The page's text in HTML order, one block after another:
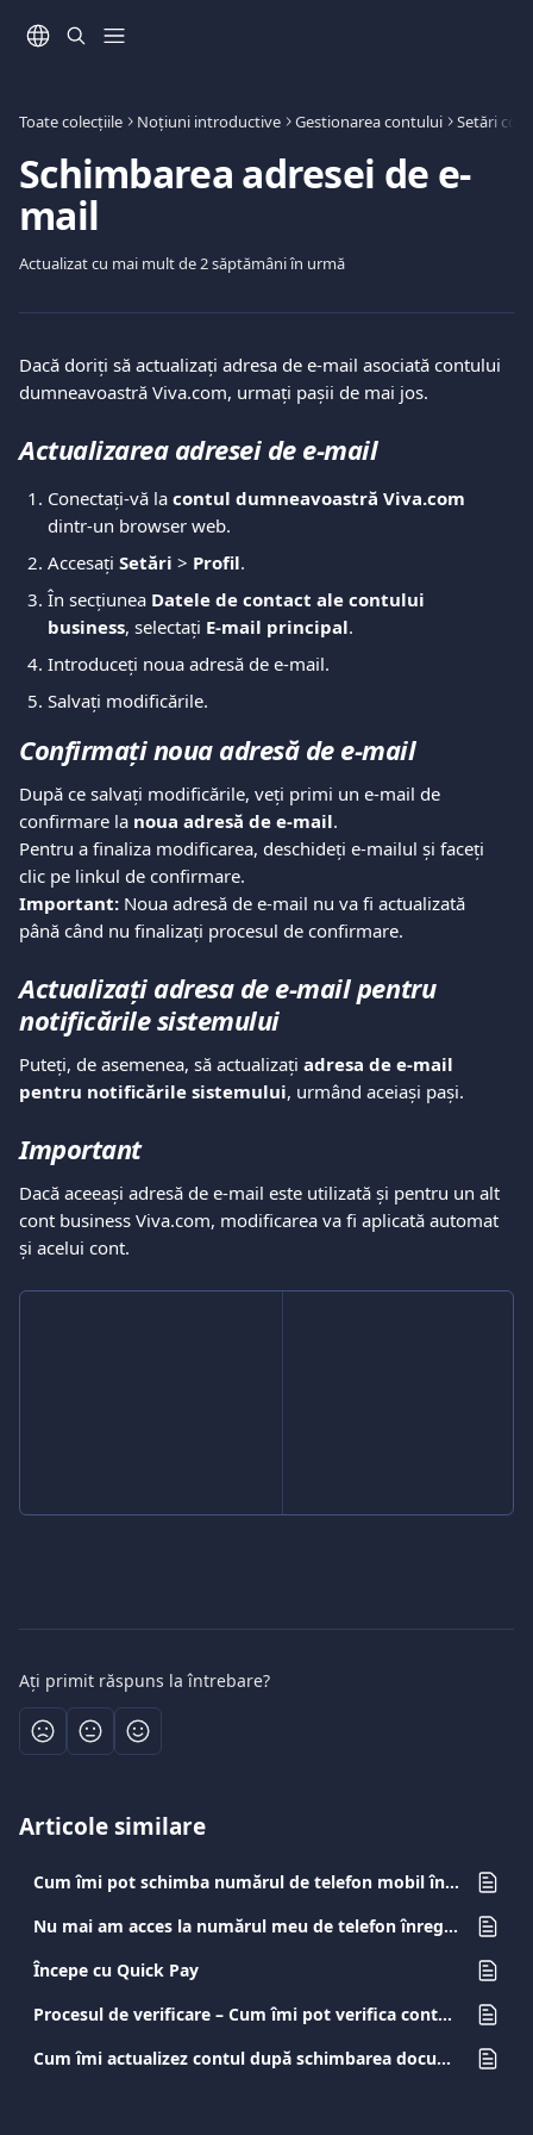
Toate colecțiile Noțiuni introductive Gestionarea contului Setări cont
Schimbarea adresei de e-
mail
Actualizat cu mai mult de 2 săptămâni în urmă
Dacă doriți să actualizați adresa de e-mail asociată contului
dumneavoastră Viva.com, urmați pașii de mai jos.
Actualizarea adresei de e-mail
Conectați-vă la contul dumneavoastră Viva.com
dintr-un browser web.
Accesați Setări > Profil.
În secțiunea Datele de contact ale contului
business, selectați E-mail principal.
Introduceți noua adresă de e-mail.
Salvați modificările.
Confirmați noua adresă de e-mail
După ce salvați modificările, veți primi un e-mail de
confirmare la noua adresă de e-mail.
Pentru a finaliza modificarea, deschideți e-mailul și faceți
clic pe linkul de confirmare.
Important: Noua adresă de e-mail nu va fi actualizată
până când nu finalizați procesul de confirmare.
Actualizați adresa de e-mail pentru
notificările sistemului
Puteți, de asemenea, să actualizați adresa de e-mail
pentru notificările sistemului, urmând aceiași pași.
Important
Dacă aceeași adresă de e-mail este utilizată și pentru un alt
cont business Viva.com, modificarea va fi aplicată automat
și acelui cont.
Ați primit răspuns la întrebare?
Articole similare
Cum îmi pot schimba numărul de telefon mobil înregistrat?
Nu mai am acces la numărul meu de telefon înregistrat. Cum îl pot schimba?
Începe cu Quick Pay
Procesul de verificare – Cum îmi pot verifica contul?Viva.com store
Cum îmi actualizez contul după schimbarea documentului de identitate?